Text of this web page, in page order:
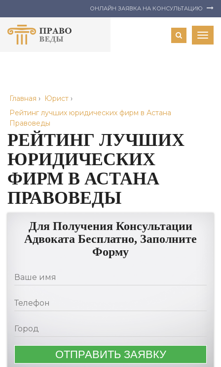
ОНЛАЙН ЗАЯВКА НА КОНСУЛЬТАЦИЮ
Главная › Юрист ›
Рейтинг лучших юридических фирм в Астана
Правоведы
РЕЙТИНГ ЛУЧШИХ
ЮРИДИЧЕСКИХ
ФИРМ В АСТАНА
ПРАВОВЕДЫ
Для Получения Консультации
Адвоката Бесплатно, Заполните
Форму